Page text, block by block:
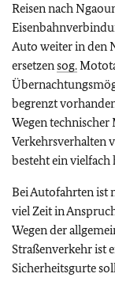
Reisen nach
Auto weiter in den
ersetzensog.
begrenzt
Wegen technischer
Verkehrsverhalten
besteht ein
Bei Autofahrten ist
viel Zeit in
Wegen der
Straßenverkehr ist
Sicherheitsgurte